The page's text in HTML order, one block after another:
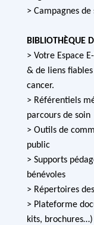
> Campagnes
BIBLIOTHÈQUE
> Votre Espace
& de liens
cancer.
> Référentiels
parcours de soin
> Outils de
public
> Supports
bénévoles
> Répertoires
> Plateforme
kits, brochures…)